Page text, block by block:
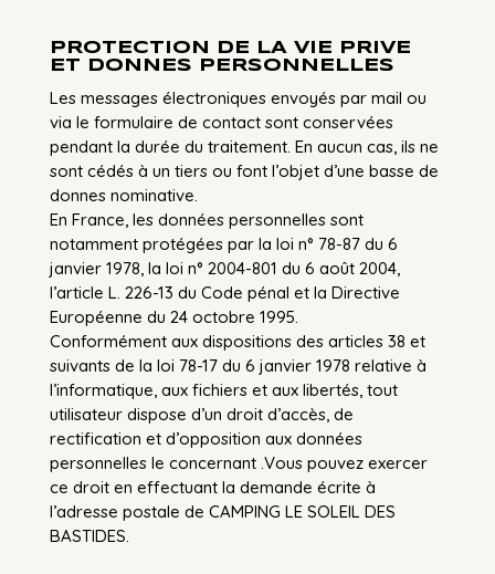
PROTECTION DE LA VIE PRIVE
ET DONNES PERSONNELLES
Les messages électroniques envoyés par mail ou
via le formulaire de contact sont conservées
pendant la durée du traitement. En aucun cas, ils ne
sont cédés à un tiers ou font l’objet d’une basse de
donnes nominative.
En France, les données personnelles sont
notamment protégées par la loi n° 78-87 du 6
janvier 1978, la loi n° 2004-801 du 6 août 2004,
l’article L. 226-13 du Code pénal et la Directive
Européenne du 24 octobre 1995.
Conformément aux dispositions des articles 38 et
suivants de la loi 78-17 du 6 janvier 1978 relative à
l’informatique, aux fichiers et aux libertés, tout
utilisateur dispose d’un droit d’accès, de
rectification et d’opposition aux données
personnelles le concernant .Vous pouvez exercer
ce droit en effectuant la demande écrite à
l’adresse postale de CAMPING LE SOLEIL DES
BASTIDES.